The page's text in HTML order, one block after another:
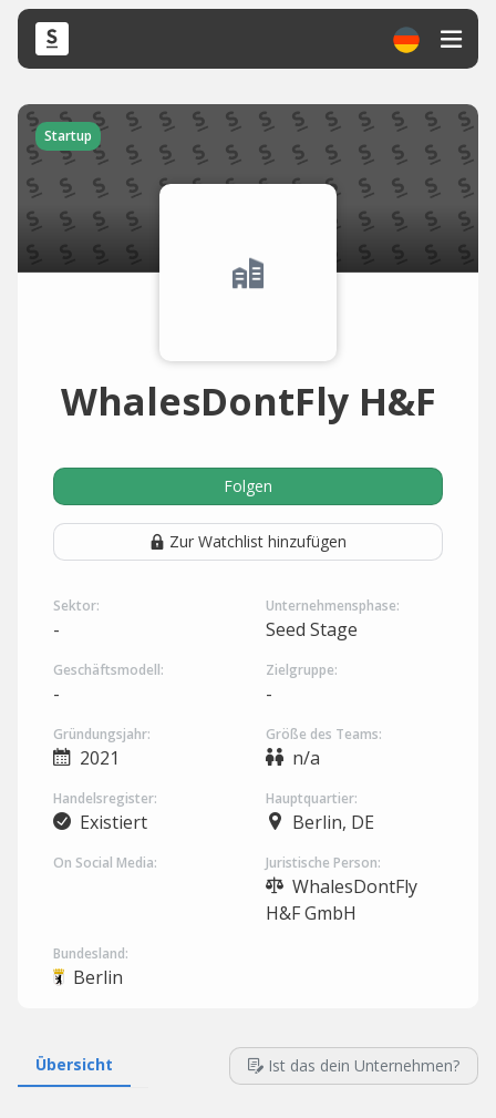
Startup
WhalesDontFly H&F
Folgen
Zur Watchlist hinzufügen
Sektor:
-
Unternehmensphase:
Seed Stage
Geschäftsmodell:
-
Zielgruppe:
-
Gründungsjahr:
2021
Größe des Teams:
n/a
Handelsregister:
Existiert
Hauptquartier:
Berlin, DE
On Social Media: Juristische Person:
WhalesDontFly
H&F GmbH
Bundesland:
Berlin
Übersicht Ist das dein Unternehmen?